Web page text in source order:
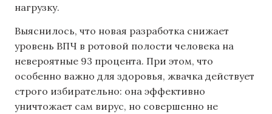
нагрузку.
Выяснилось, что новая разработка снижает
уровень ВПЧ в ротовой полости человека на
невероятные 93 процента. При этом, что
особенно важно для здоровья, жвачка действует
строго избирательно: она эффективно
уничтожает сам вирус, но совершенно не